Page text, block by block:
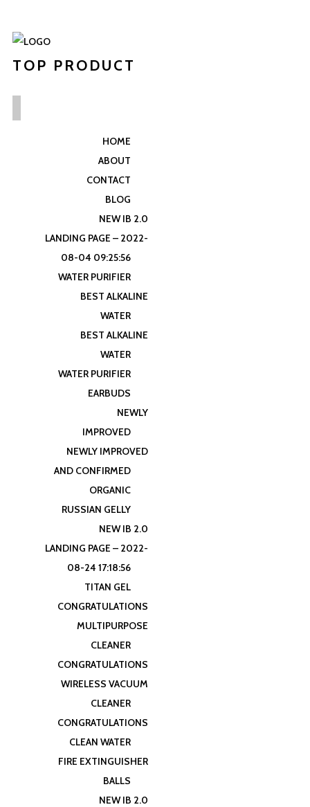
TOP PRODUCT
HOME
ABOUT
CONTACT
BLOG
NEW IB 2.0
LANDING PAGE – 2022-
08-04 09:25:56
WATER PURIFIER
BEST ALKALINE
WATER
BEST ALKALINE
WATER
WATER PURIFIER
EARBUDS
NEWLY
IMPROVED
NEWLY IMPROVED
AND CONFIRMED
ORGANIC
RUSSIAN GELLY
NEW IB 2.0
LANDING PAGE – 2022-
08-24 17:18:56
TITAN GEL
CONGRATULATIONS
MULTIPURPOSE
CLEANER
CONGRATULATIONS
WIRELESS VACUUM
CLEANER
CONGRATULATIONS
CLEAN WATER
FIRE EXTINGUISHER
BALLS
NEW IB 2.0